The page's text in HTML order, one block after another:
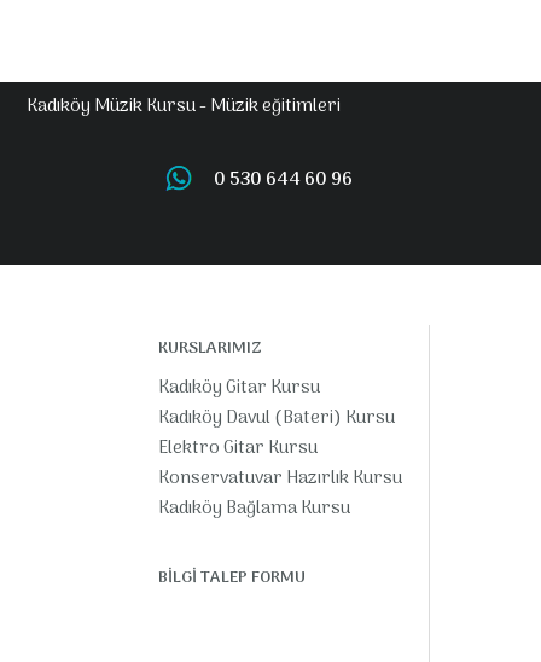
Kadıköy Müzik Kursu - Müzik eğitimleri
0 530 644 60 96
KURSLARIMIZ
Kadıköy Gitar Kursu
Kadıköy Davul (Bateri) Kursu
Elektro Gitar Kursu
Konservatuvar Hazırlık Kursu
Kadıköy Bağlama Kursu
BİLGİ TALEP FORMU